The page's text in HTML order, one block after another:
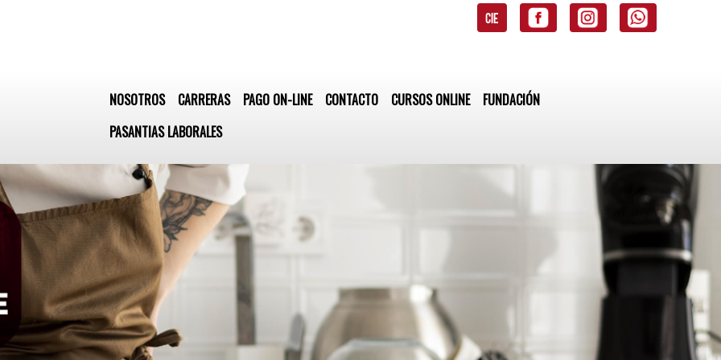
CIE
NOSOTROS CARRERAS PAGO ON-LINE CONTACTO CURSOS ONLINE
FUNDACIÓN
PASANTIAS LABORALES